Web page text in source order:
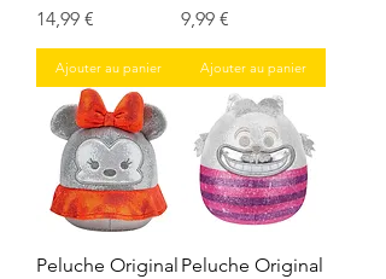
Prix
14,99 €
Ajouter au panier
Prix
9,99 €
Ajouter au panier
Peluche Original Peluche Original